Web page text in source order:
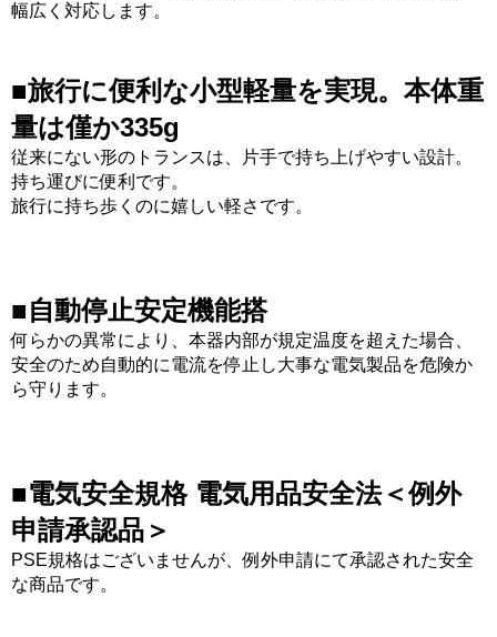
幅広く対応します。
■旅行に便利な小型軽量を実現。本体重
量は僅か335g
従来にない形のトランスは、片手で持ち上げやすい設計。
持ち運びに便利です。
旅行に持ち歩くのに嬉しい軽さです。
■自動停止安定機能搭
何らかの異常により、本器内部が規定温度を超えた場合、
安全のため自動的に電流を停止し大事な電気製品を危険か
ら守ります。
■電気安全規格 電気用品安全法＜例外
申請承認品＞
PSE規格はございませんが、例外申請にて承認された安全
な商品です。